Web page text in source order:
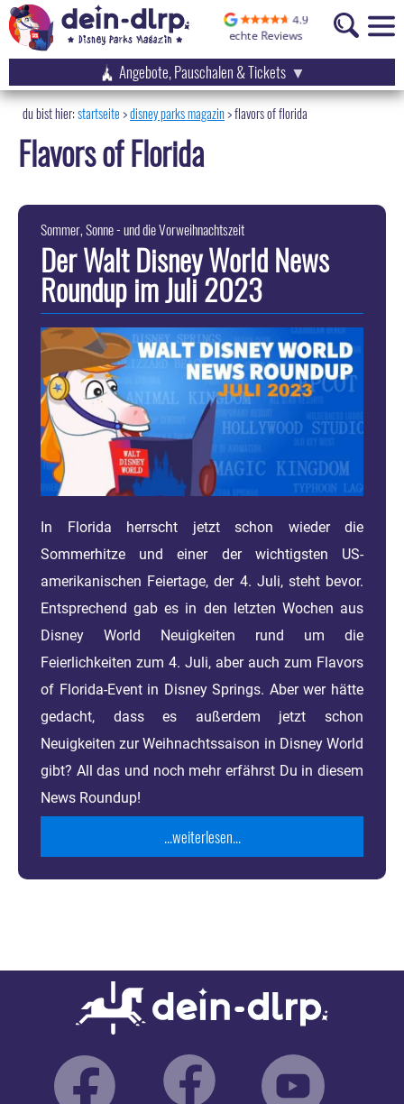
Angebote, Pauschalen & Tickets
startseite disney parks magazin>flavors of florida
Flavors of Florida
Sommer, Sonne - und die Vorweihnachtszeit
Der Walt Disney World News
Roundup im Juli 2023
In Florida herrscht jetzt schon wieder die
Sommerhitze und einer der wichtigsten US-
amerikanischen Feiertage, der 4. Juli, steht bevor.
Entsprechend gab es in den letzten Wochen aus
Disney World Neuigkeiten rund um die
Feierlichkeiten zum 4. Juli, aber auch zum Flavors
of Florida-Event in Disney Springs. Aber wer hätte
gedacht, dass es außerdem jetzt schon
Neuigkeiten zur Weihnachtssaison in Disney World
gibt? All das und noch mehr erfährst Du in diesem
News Roundup!
...weiterlesen...